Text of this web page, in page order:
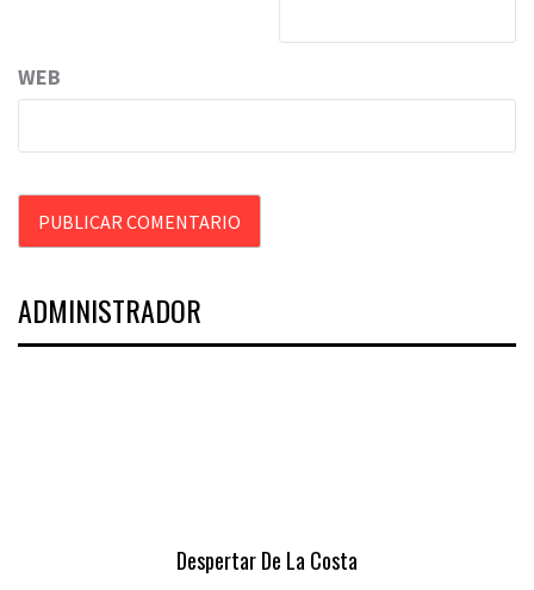
WEB
ADMINISTRADOR
Despertar De La Costa